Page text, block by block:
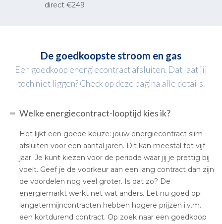
direct €249
De goedkoopste stroom en gas
Een goedkoop energiecontract afsluiten. Dat laat jij
toch niet liggen? Check op deze pagina alle details.
Welke energiecontract-looptijd kies ik?
Het lijkt een goede keuze: jouw energiecontract slim
afsluiten voor een aantal jaren. Dit kan meestal tot vijf
jaar. Je kunt kiezen voor de periode waar jij je prettig bij
voelt. Geef je de voorkeur aan een lang contract dan zijn
de voordelen nog veel groter. Is dat zo? De
energiemarkt werkt net wat anders. Let nu goed op:
langetermijncontracten hebben hogere prijzen i.v.m.
een kortdurend contract. Op zoek naar een goedkoop